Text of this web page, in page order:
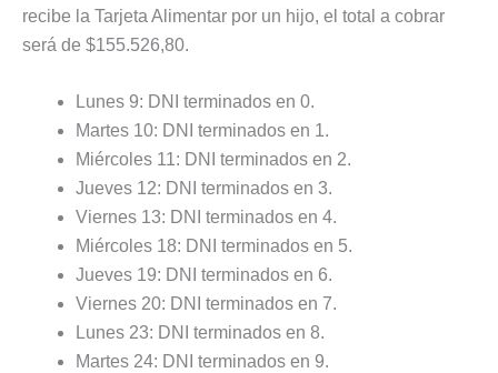
recibe la Tarjeta Alimentar por un hijo, el total a cobrar
será de $155.526,80.
Lunes 9: DNI terminados en 0.
Martes 10: DNI terminados en 1.
Miércoles 11: DNI terminados en 2.
Jueves 12: DNI terminados en 3.
Viernes 13: DNI terminados en 4.
Miércoles 18: DNI terminados en 5.
Jueves 19: DNI terminados en 6.
Viernes 20: DNI terminados en 7.
Lunes 23: DNI terminados en 8.
Martes 24: DNI terminados en 9.